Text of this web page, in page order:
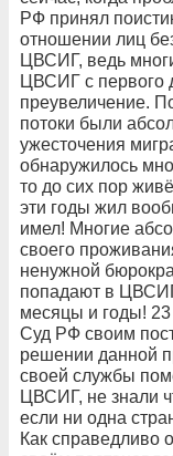
РФ принял
отношении лиц
ЦВСИГ, ведь
ЦВСИГ с первого
преувеличение.
потоки были
ужесточения
обнаружилось
то до сих пор
эти годы жил
имел! Многие
своего
ненужной
попадают в
месяцы и годы!
Суд РФ своим
решении данной
своей службы
ЦВСИГ, не знали
если ни одна
Как справедливо